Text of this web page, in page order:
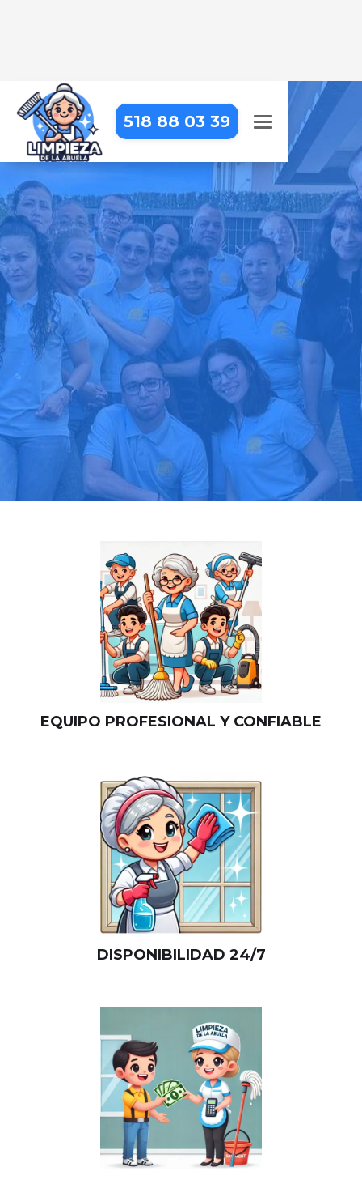
518 88 03 39
LIMPIEZA DE OBRA EN
ALCAUCÍN
Dejamos tu obra impecable, con
una limpieza detallada que resalta
cada acabado
Pide tu presupuesto gratis
Llama hoy: 518 88 03 39
Más de 1000 clientes confían en nosotros
⭐⭐⭐⭐⭐
EQUIPO PROFESIONAL Y CONFIABLE
DISPONIBILIDAD 24/7